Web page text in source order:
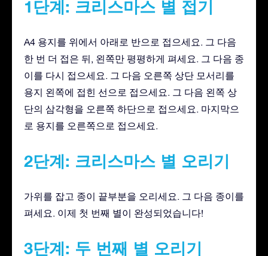
1단계: 크리스마스 별 접기
A4 용지를 위에서 아래로 반으로 접으세요. 그 다음
한 번 더 접은 뒤, 왼쪽만 평평하게 펴세요. 그 다음 종
이를 다시 접으세요. 그 다음 오른쪽 상단 모서리를
용지 왼쪽에 접힌 선으로 접으세요. 그 다음 왼쪽 상
단의 삼각형을 오른쪽 하단으로 접으세요. 마지막으
로 용지를 오른쪽으로 접으세요.
2단계: 크리스마스 별 오리기
가위를 잡고 종이 끝부분을 오리세요. 그 다음 종이를
펴세요. 이제 첫 번째 별이 완성되었습니다!
3단계: 두 번째 별 오리기